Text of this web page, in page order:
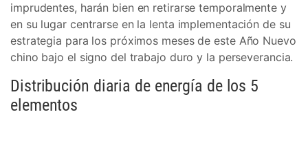
imprudentes, harán bien en retirarse temporalmente y
en su lugar centrarse en la lenta implementación de su
estrategia para los próximos meses de este Año Nuevo
chino bajo el signo del trabajo duro y la perseverancia.
Distribución diaria de energía de los 5
elementos